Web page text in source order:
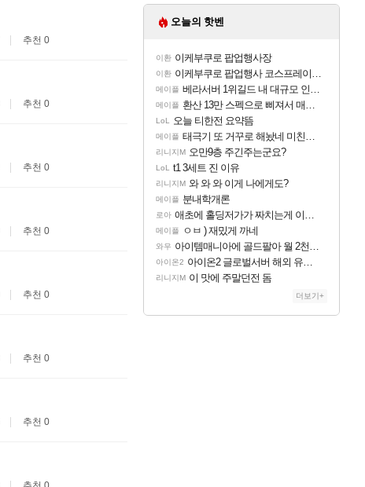
추천 0
추천 0
추천 0
추천 0
추천 0
추천 0
추천 0
오늘의 핫벤
이환 이케부쿠로 팝업행사장
이환 이케부쿠로 팝업행사 코스프레이어들!!
메이플 베라서버 1위길드 내 대규모 인원이탈종용 추정사건
메이플 환산 13만 스펙으로 삐져서 매주 수로 10만점 치고있으면 ㅋㅋ
LoL 오늘 티한전 요약뜸
메이플 태극기 또 거꾸로 해놨네 미친것들 ㅋㅋㅋ
리니지M 오만9층 주긴주는군요?
LoL t1 3세트 진 이유
리니지M 와 와 와 이게 나에게도?
메이플 분내학개론
로아 애초에 홀딩저가가 짜치는게 이거임 ㅋㅋ
메이플 ㅇㅂ ) 재밌게 까네
와우 아이템매니아에 골드팔아 월 2천만원 넘게 버는 인간 있던데
아이온2 아이온2 글로벌서버 해외 유저 반응
리니지M 이 맛에 주말던전 돔
더보기+